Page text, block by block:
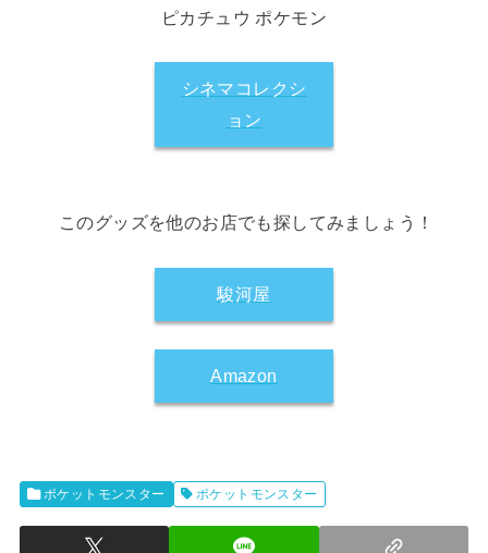
ピカチュウ ポケモン
シネマコレクシ
ョン
このグッズを他のお店でも探してみましょう！
駿河屋
Amazon
ポケットモンスター ポケットモンスター